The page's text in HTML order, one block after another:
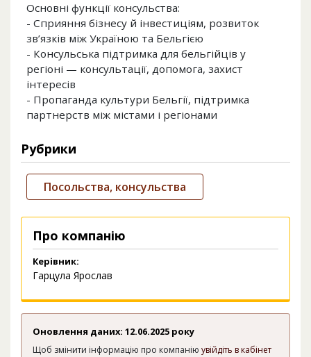
Основні функції консульства:
- Сприяння бізнесу й інвестиціям, розвиток
зв’язків між Україною та Бельгією
- Консульська підтримка для бельгійців у
регіоні — консультації, допомога, захист
інтересів
- Пропаганда культури Бельгії, підтримка
партнерств між містами і регіонами
Рубрики
Посольства, консульства
Про компанію
Керівник:
Гарцулa Ярослав
Оновлення даних: 12.06.2025 року
Щоб змінити інформацію про компанію увійдіть в кабінет